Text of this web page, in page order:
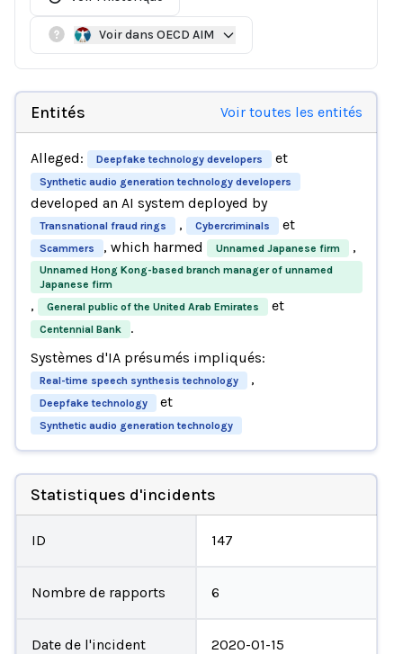
Voir dans OECD AIM
Entités Voir toutes les entités
Alleged: Deepfake technology developers et
Synthetic audio generation technology developers
developed an AI system deployed by
Transnational fraud rings , Cybercriminals et
Scammers , which harmed Unnamed Japanese firm ,
Unnamed Hong Kong-based branch manager of unnamed
Japanese firm
, General public of the United Arab Emirates et
Centennial Bank
.
Systèmes d'IA présumés impliqués:
Real-time speech synthesis technology ,
Deepfake technology et
Synthetic audio generation technology
Statistiques d'incidents
ID 147
Nombre de rapports 6
Date de l'incident 2020-01-15